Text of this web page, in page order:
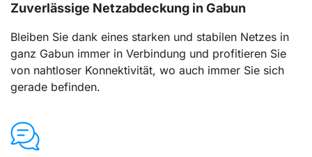
Zuverlässige Netzabdeckung in Gabun
Bleiben Sie dank eines starken und stabilen Netzes in
ganz Gabun immer in Verbindung und profitieren Sie
von nahtloser Konnektivität, wo auch immer Sie sich
gerade befinden.